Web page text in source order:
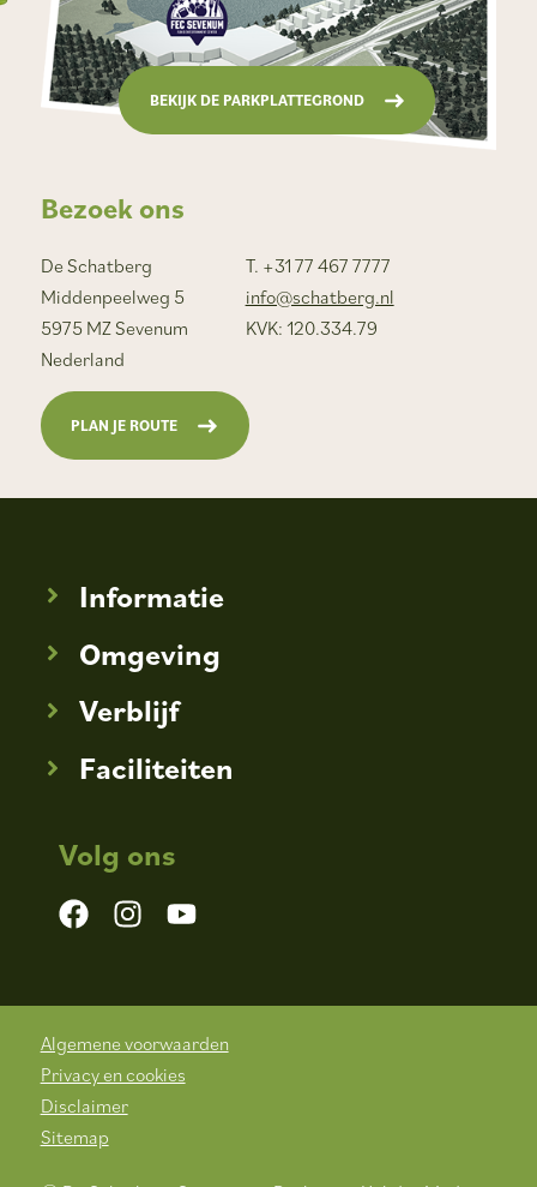
Informatie
Omgeving
Verblijf
Faciliteiten
Volg ons
Bezoek ons
De Schatberg
Middenpeelweg 5
5975 MZ Sevenum
Nederland
T. +31 77 467 7777
info@schatberg.nl
KVK: 120.334.79
PLAN JE ROUTE
BEKIJK DE PARKPLATTEGROND
Algemene voorwaarden
Privacy en cookies
Disclaimer
Sitemap